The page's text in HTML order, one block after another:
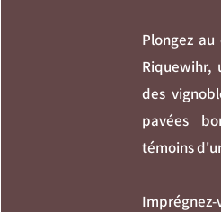
Plongez
Riquewihr,
des
pavées
témoins